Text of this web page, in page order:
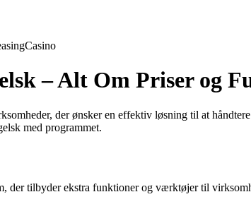
Casino
– Alt Om Priser og
der ønsker en effektiv løsning til at
med programmet.
tilbyder ekstra funktioner og værktøjer til